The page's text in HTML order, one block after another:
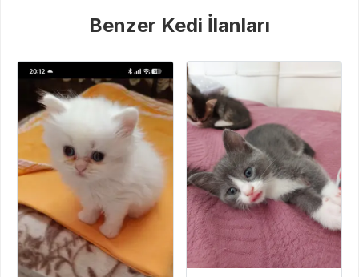
Benzer Kedi İlanları